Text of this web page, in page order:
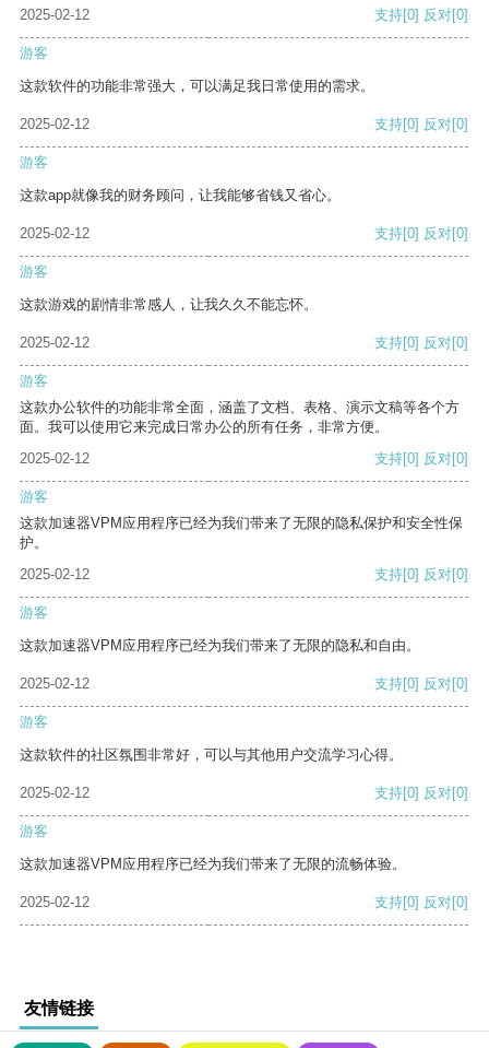
2025-02-12
支持[0] 反对[0]
游客
这款软件的功能非常强大，可以满足我日常使用的需求。
2025-02-12 支持[0] 反对[0]
游客
这款app就像我的财务顾问，让我能够省钱又省心。
2025-02-12 支持[0] 反对[0]
游客
这款游戏的剧情非常感人，让我久久不能忘怀。
2025-02-12 支持[0] 反对[0]
游客
这款办公软件的功能非常全面，涵盖了文档、表格、演示文稿等各个方
面。我可以使用它来完成日常办公的所有任务，非常方便。
2025-02-12
支持[0] 反对[0]
游客
这款加速器VPM应用程序已经为我们带来了无限的隐私保护和安全性保
护。
2025-02-12
支持[0] 反对[0]
游客
这款加速器VPM应用程序已经为我们带来了无限的隐私和自由。
2025-02-12 支持[0] 反对[0]
游客
这款软件的社区氛围非常好，可以与其他用户交流学习心得。
2025-02-12 支持[0] 反对[0]
游客
这款加速器VPM应用程序已经为我们带来了无限的流畅体验。
2025-02-12 支持[0] 反对[0]
友情链接